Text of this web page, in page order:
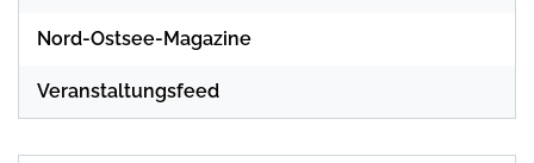
Nord-Ostsee-Magazine
Veranstaltungsfeed